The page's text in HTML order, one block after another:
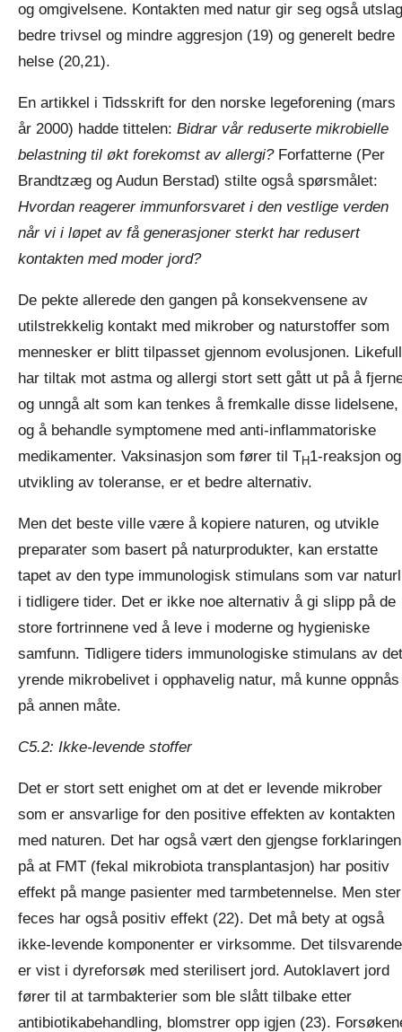
og omgivelsene. Kontakten med natur gir seg også
bedre trivsel og mindre aggresjon (19) og generelt bedre
helse (20,21).
En artikkel i Tidsskrift for den norske legeforening (mars
år 2000) hadde tittelen: Bidrar vår reduserte mikrobielle
belastning til økt forekomst av allergi?Forfatterne (Per
Brandtzæg og Audun Berstad) stilte også spørsmålet:
Hvordan reagerer immunforsvaret i den vestlige verden
når vi i løpet av få generasjoner sterkt har redusert
kontakten med moder jord?
De pekte allerede den gangen på konsekvensene av
utilstrekkelig kontakt med mikrober og naturstoffer som
mennesker er blitt tilpasset gjennom evolusjonen.
har tiltak mot astma og allergi stort sett gått ut på å
og unngå alt som kan tenkes å fremkalle disse lidelsene,
og å behandle symptomene med anti-inflammatoriske
medikamenter. Vaksinasjon som fører til TH 1-reaksjon og
utvikling av toleranse, er et bedre alternativ.
Men det beste ville være å kopiere naturen, og utvikle
preparater som basert på naturprodukter, kan erstatte
tapet av den type immunologisk stimulans som var
i tidligere tider. Det er ikke noe alternativ å gi slipp på de
store fortrinnene ved å leve i moderne og hygieniske
samfunn. Tidligere tiders immunologiske stimulans av det
yrende mikrobelivet i opphavelig natur, må kunne oppnås
på annen måte.
C5.2: Ikke-levende stoffer
Det er stort sett enighet om at det er levende mikrober
som er ansvarlige for den positive effekten av kontakten
med naturen. Det har også vært den gjengse forklaringen
på at FMT (fekal mikrobiota transplantasjon) har positiv
effekt på mange pasienter med tarmbetennelse. Men
feces har også positiv effekt (22). Det må bety at også
ikke-levende komponenter er virksomme. Det tilsvarende
er vist i dyreforsøk med sterilisert jord. Autoklavert jord
fører til at tarmbakterier som ble slått tilbake etter
antibiotikabehandling, blomstrer opp igjen (23).